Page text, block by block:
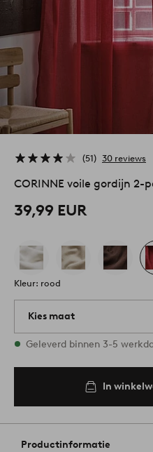
51 30 reviews
CORINNE voile gordijn 2-
39,99 EUR
Kleur: rood
Kies maat
2 maten op voorraad
Geleverd binnen 3-5
In
Productinformatie